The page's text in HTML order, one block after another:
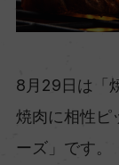
8月29日は「
焼肉に相性ピ
ーズ」です。